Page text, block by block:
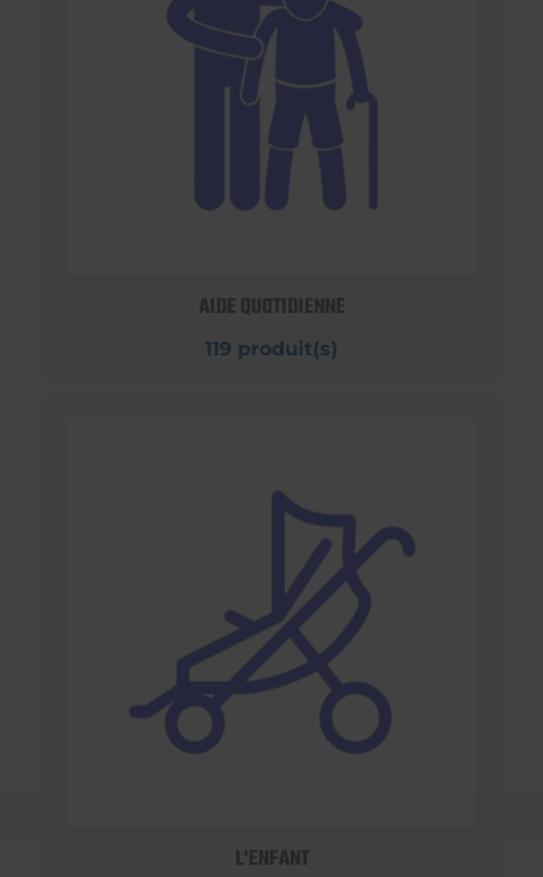
AIDE QUOTIDIENNE
119 produit(s)
L'ENFANT